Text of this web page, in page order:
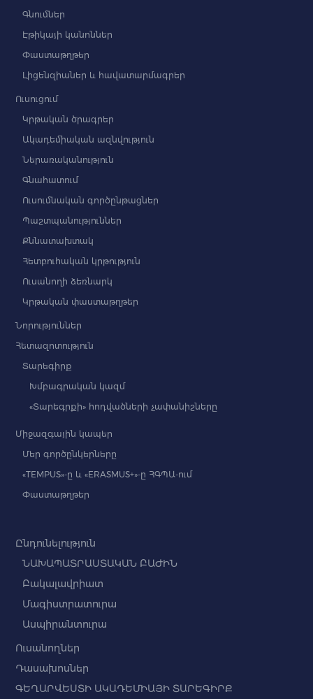
Գնումներ
Էթիկայի կանոններ
Փաստաթղթեր
Լիցենզիաներ և հավատարմագրեր
Ուսուցում
Կրթական ծրագրեր
Ակադեմիական ազնվություն
Ներառականություն
Գնահատում
Ուսումնական գործընթացներ
Պաշտպանություններ
Քննատախտակ
Հետբուհական կրթություն
Ուսանողի ձեռնարկ
Կրթական փաստաթղթեր
Նորություններ
Հետազոտություն
Տարեգիրք
Խմբագրական կազմ
«Տարեգրքի» հոդվածների չափանիշները
Միջազգային կապեր
Մեր գործընկերները
«TEMPUS»-ը և «ERASMUS+»-ը ՀԳՊԱ-ում
Փաստաթղթեր
Ընդունելություն
ՆԱԽԱՊԱՏՐԱՍՏԱԿԱՆ ԲԱԺԻՆ
Բակալավրիատ
Մագիստրատուրա
Ասպիրանտուրա
Ուսանողներ
Դասախոսներ
ԳԵՂԱՐՎԵՍՏԻ ԱԿԱԴԵՄԻԱՅԻ ՏԱՐԵԳԻՐՔ